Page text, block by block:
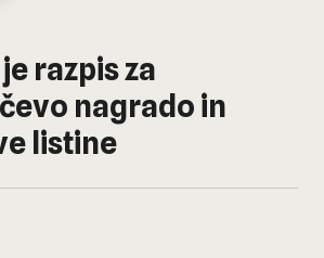
razpis za
nagrado in
listine